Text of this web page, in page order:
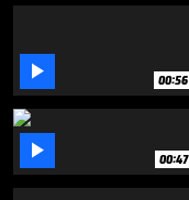
 00:56
 00:47